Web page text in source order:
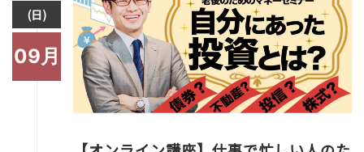
(日)
09月